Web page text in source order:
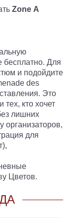
Zone A
бесплатно. Для
и подойдите
des
Это
кто хочет
лишних
организаторов,
для
Цветов.